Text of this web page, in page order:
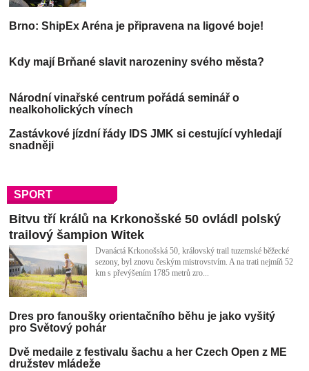
Brno: ShipEx Aréna je připravena na ligové boje!
Kdy mají Brňané slavit narozeniny svého města?
Národní vinařské centrum pořádá seminář o
nealkoholických vínech
Zastávkové jízdní řády IDS JMK si cestující vyhledají
snadněji
SPORT
Bitvu tří králů na Krkonošské 50 ovládl polský
trailový šampion Witek
Dvanáctá Krkonošská 50, královský trail tuzemské běžecké
sezony, byl znovu českým mistrovstvím. A na trati nejmíň 52
km s převýšením 1785 metrů zro...
Dres pro fanoušky orientačního běhu je jako vyšitý
pro Světový pohár
Dvě medaile z festivalu šachu a her Czech Open z ME
družstev mládeže